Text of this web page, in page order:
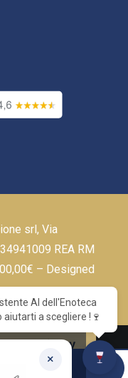
srl, Via
REA RM
– Designed
AI dell'Enoteca
aiutarti a scegliere !🍷
×
alla privacy